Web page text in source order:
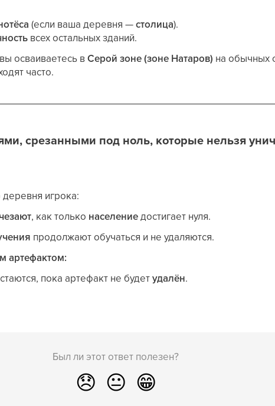
(если ваша деревня —столица).
всех остальных зданий.
осваиваетесь вСерой зоне (зоне Натаров) на обычных
часто.
срезанными под ноль, которые нельзя
деревня игрока:
, как только населениедостигает нуля.
продолжают обучаться и не удаляются.
артефактом:
пока артефакт не будетудалён.
Был ли этот ответ полезен?
😞 😐 😁